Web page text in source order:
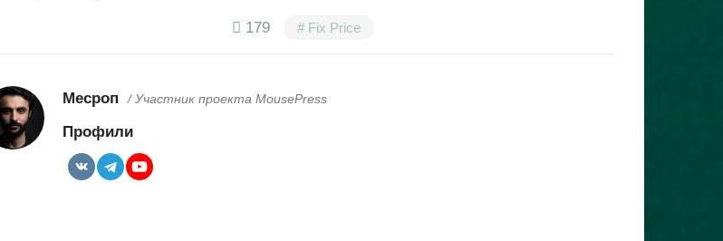
179 Fix Price
Месроп / Участник проекта MousePress
Профили